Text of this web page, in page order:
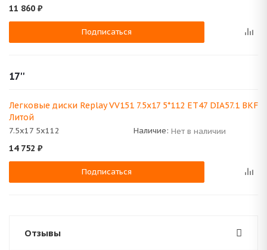
11 860 ₽
Подписаться
17''
Легковые диски Replay VV151 7.5x17 5*112 ET47 DIA57.1 BKF
Литой
7.5x17 5x112 Наличие: Нет в наличии
14 752 ₽
Подписаться
Отзывы